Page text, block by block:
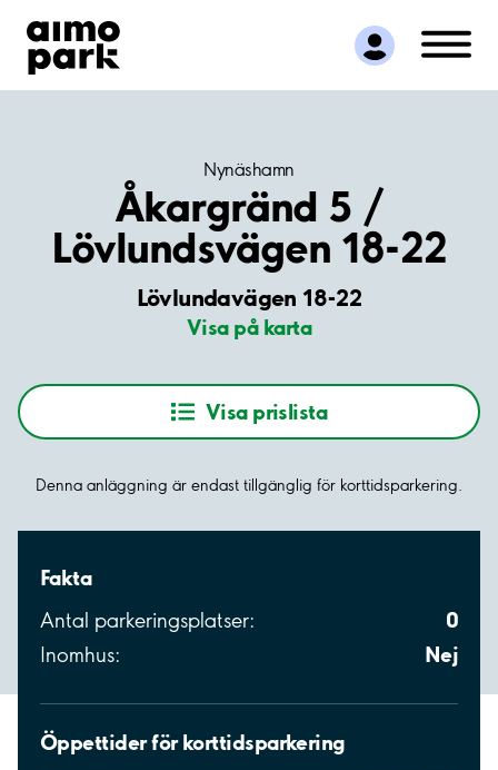
Hitta parkering
Samarbete
Kundservice
Nynäshamn
Åkargränd 5 /
Lövlundsvägen 18-22
Lövlundavägen 18-22
Visa på karta
Visa prislista
Denna anläggning är endast tillgänglig för korttidsparkering.
Fakta
Antal parkeringsplatser: 0
Inomhus: Nej
Öppettider för korttidsparkering